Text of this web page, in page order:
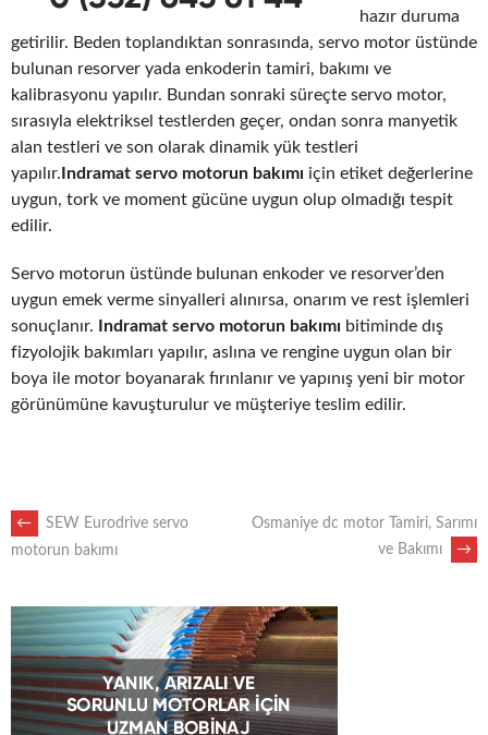
hazır duruma
getirilir. Beden toplandıktan sonrasında, servo motor üstünde
bulunan resorver yada enkoderin tamiri, bakımı ve
kalibrasyonu yapılır. Bundan sonraki süreçte servo motor,
sırasıyla elektriksel testlerden geçer, ondan sonra manyetik
alan testleri ve son olarak dinamik yük testleri
yapılır.Indramat servo motorun bakımı için etiket değerlerine
uygun, tork ve moment gücüne uygun olup olmadığı tespit
edilir.
Servo motorun üstünde bulunan enkoder ve resorver’den
uygun emek verme sinyalleri alınırsa, onarım ve rest işlemleri
sonuçlanır. Indramat servo motorun bakımı bitiminde dış
fizyolojik bakımları yapılır, aslına ve rengine uygun olan bir
boya ile motor boyanarak fırınlanır ve yapınış yeni bir motor
görünümüne kavuşturulur ve müşteriye teslim edilir.
POST
NAVIGATION
←
SEW Eurodrive servo
motorun bakımı
Osmaniye dc motor Tamiri, Sarımı
ve Bakımı
→